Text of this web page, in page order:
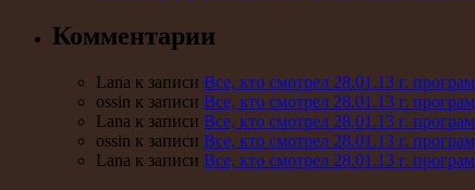
Комментарии
Lana к записи Все, кто смотрел 28.01.13 г.
ossin к записи Все, кто смотрел 28.01.13 г.
Lana к записи Все, кто смотрел 28.01.13 г.
ossin к записи Все, кто смотрел 28.01.13 г.
Lana к записи Все, кто смотрел 28.01.13 г.